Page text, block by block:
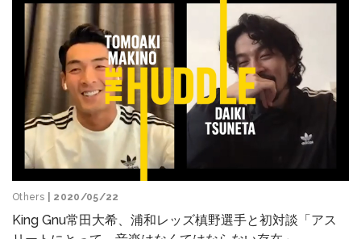
Others | 2020/05/22
King Gnu常田大希、浦和レッズ槙野選手と初対談「アス